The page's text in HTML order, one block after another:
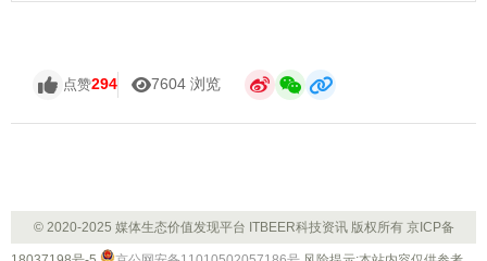
点赞294 7604 浏览
© 2020-2025 媒体生态价值发现平台 ITBEER科技资讯 版权所有 京ICP备